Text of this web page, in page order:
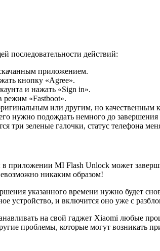
последовательности действий:
приложением.
кнопку «Agree».
и нажать «Sign in».
режим «Fastboot».
или другим, но качественным
нужно подождать немного до завершения
три зеленые галочки, статус телефона
приложении MI Flash Unlock может
никаким образом!
указанного времени нужно будет
устройство, и включится оно уже с
на свой гаджет Xiaomi любые
проблемы, которые могут возникать